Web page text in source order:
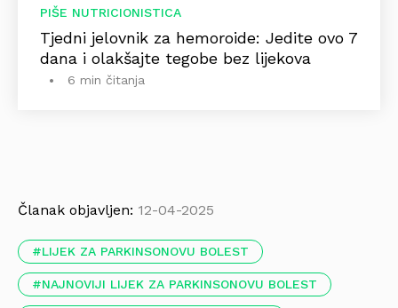
PIŠE NUTRICIONISTICA
Tjedni jelovnik za hemoroide: Jedite ovo 7
dana i olakšajte tegobe bez lijekova
6 min čitanja
Članak objavljen: 12-04-2025
LIJEK ZA PARKINSONOVU BOLEST
NAJNOVIJI LIJEK ZA PARKINSONOVU BOLEST